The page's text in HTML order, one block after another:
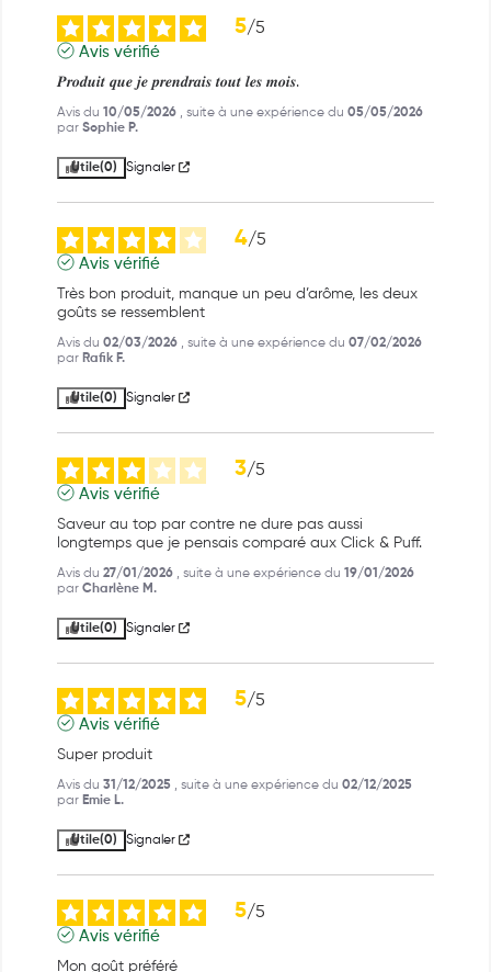
5/5
Avis vérifié
𝑷𝒓𝒐𝒅𝒖𝒊𝒕 𝒒𝒖𝒆 𝒋𝒆 𝒑𝒓𝒆𝒏𝒅𝒓𝒂𝒊𝒔 𝒕𝒐𝒖𝒕 𝒍𝒆𝒔 𝒎𝒐𝒊𝒔.
Avis du 10/05/2026 , suite à une expérience du 05/05/2026
par Sophie P.
Utile(0) Signaler
4/5
Avis vérifié
Très bon produit, manque un peu d’arôme, les deux
goûts se ressemblent
Avis du 02/03/2026 , suite à une expérience du 07/02/2026
par Rafik F.
Utile(0) Signaler
3/5
Avis vérifié
Saveur au top par contre ne dure pas aussi
longtemps que je pensais comparé aux Click & Puff.
Avis du 27/01/2026 , suite à une expérience du 19/01/2026
par Charlène M.
Utile(0) Signaler
5/5
Avis vérifié
Super produit
Avis du 31/12/2025 , suite à une expérience du 02/12/2025
par Emie L.
Utile(0) Signaler
5/5
Avis vérifié
Mon goût préféré